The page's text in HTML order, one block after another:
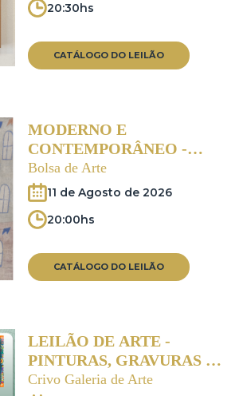
20:30hs
CATÁLOGO DO LEILÃO
MODERNO E
CONTEMPORÂNEO -
AGOSTO 2026
Bolsa de Arte
11 de Agosto de 2026
20:00hs
CATÁLOGO DO LEILÃO
LEILÃO DE ARTE -
PINTURAS, GRAVURAS E
ESCULTURAS
Crivo Galeria de Arte